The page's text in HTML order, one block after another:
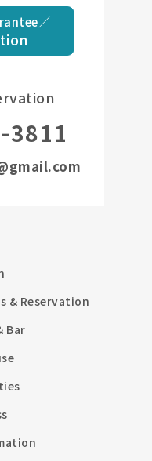
／
3811
& Reservation
Bar